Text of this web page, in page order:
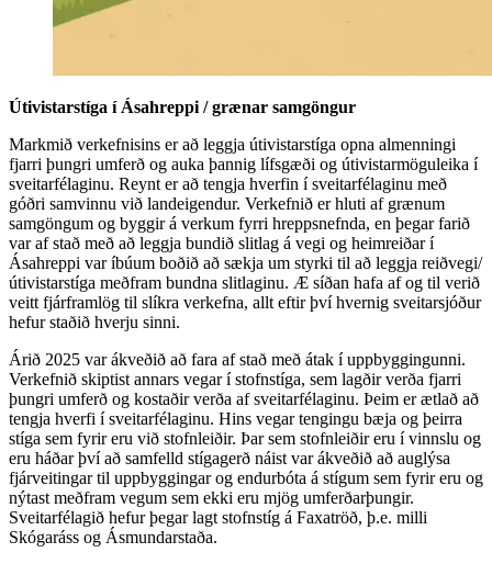
Útivistarstíga í Ásahreppi / grænar samgöngur
Markmið verkefnisins er að leggja útivistarstíga opna almenningi
fjarri þungri umferð og auka þannig lífsgæði og útivistarmöguleika í
sveitarfélaginu. Reynt er að tengja hverfin í sveitarfélaginu með
góðri samvinnu við landeigendur. Verkefnið er hluti af grænum
samgöngum og byggir á verkum fyrri hreppsnefnda, en þegar farið
var af stað með að leggja bundið slitlag á vegi og heimreiðar í
Ásahreppi var íbúum boðið að sækja um styrki til að leggja reiðvegi/
útivistarstíga meðfram bundna slitlaginu. Æ síðan hafa af og til verið
veitt fjárframlög til slíkra verkefna, allt eftir því hvernig sveitarsjóður
hefur staðið hverju sinni.
Árið 2025 var ákveðið að fara af stað með átak í uppbyggingunni.
Verkefnið skiptist annars vegar í stofnstíga, sem lagðir verða fjarri
þungri umferð og kostaðir verða af sveitarfélaginu. Þeim er ætlað að
tengja hverfi í sveitarfélaginu. Hins vegar tengingu bæja og þeirra
stíga sem fyrir eru við stofnleiðir. Þar sem stofnleiðir eru í vinnslu og
eru háðar því að samfelld stígagerð náist var ákveðið að auglýsa
fjárveitingar til uppbyggingar og endurbóta á stígum sem fyrir eru og
nýtast meðfram vegum sem ekki eru mjög umferðar­þungir.
Sveitarfélagið hefur þegar lagt stofnstíg á Faxatröð, þ.e. milli
Skógaráss og Ásmundarstaða.